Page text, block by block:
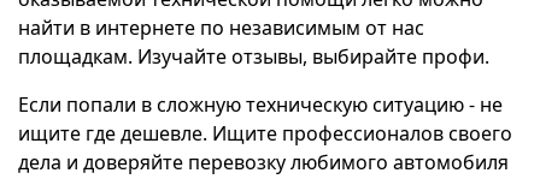
найти в интернете по независимым от нас
площадкам. Изучайте отзывы, выбирайте профи.
Если попали в сложную техническую ситуацию - не
ищите где дешевле. Ищите профессионалов своего
дела и доверяйте перевозку любимого автомобиля